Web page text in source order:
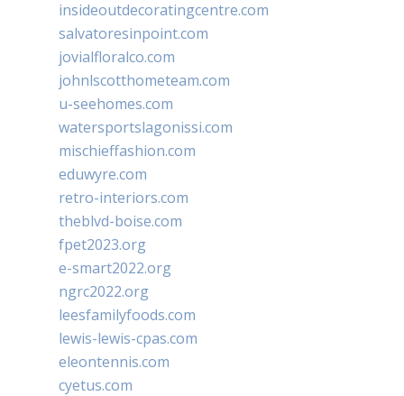
insideoutdecoratingcentre.com
salvatoresinpoint.com
jovialfloralco.com
johnlscotthometeam.com
u-seehomes.com
watersportslagonissi.com
mischieffashion.com
eduwyre.com
retro-interiors.com
theblvd-boise.com
fpet2023.org
e-smart2022.org
ngrc2022.org
leesfamilyfoods.com
lewis-lewis-cpas.com
eleontennis.com
cyetus.com